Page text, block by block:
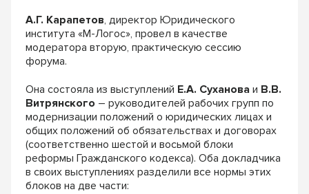
А.Г. Карапетов, директор Юридического
института «М-Логос», провел в качестве
модератора вторую, практическую сессию
форума.
Она состояла из выступлений Е.А. Суханова и В.В.
Витрянского – руководителей рабочих групп по
модернизации положений о юридических лицах и
общих положений об обязательствах и договорах
(соответственно шестой и восьмой блоки
реформы Гражданского кодекса). Оба докладчика
в своих выступлениях разделили все нормы этих
блоков на две части: